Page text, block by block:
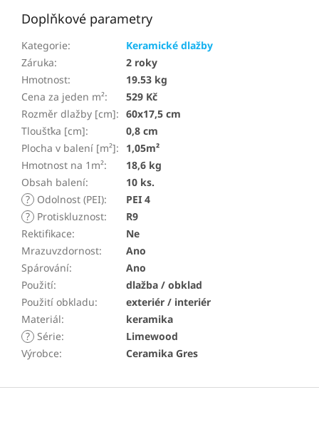
Doplňkové parametry
Kategorie:
Keramické dlažby
Záruka:
2 roky
Hmotnost:
19.53 kg
Cena za jeden m²:
529 Kč
Rozměr dlažby [cm]: 60x17,5 cm
Tloušťka [cm]:
0,8 cm
Plocha v balení [m²]:
1,05m²
Hmotnost na 1m²:
18,6 kg
Obsah balení:
10 ks.
? Odolnost (PEI):
PEI 4
? Protiskluznost:
R9
Rektifikace:
Ne
Mrazuvzdornost:
Ano
Spárování:
Ano
Použití:
dlažba / obklad
Použití obkladu:
exteriér / interiér
Materiál:
keramika
? Série:
Limewood
Výrobce: Ceramika Gres
Z